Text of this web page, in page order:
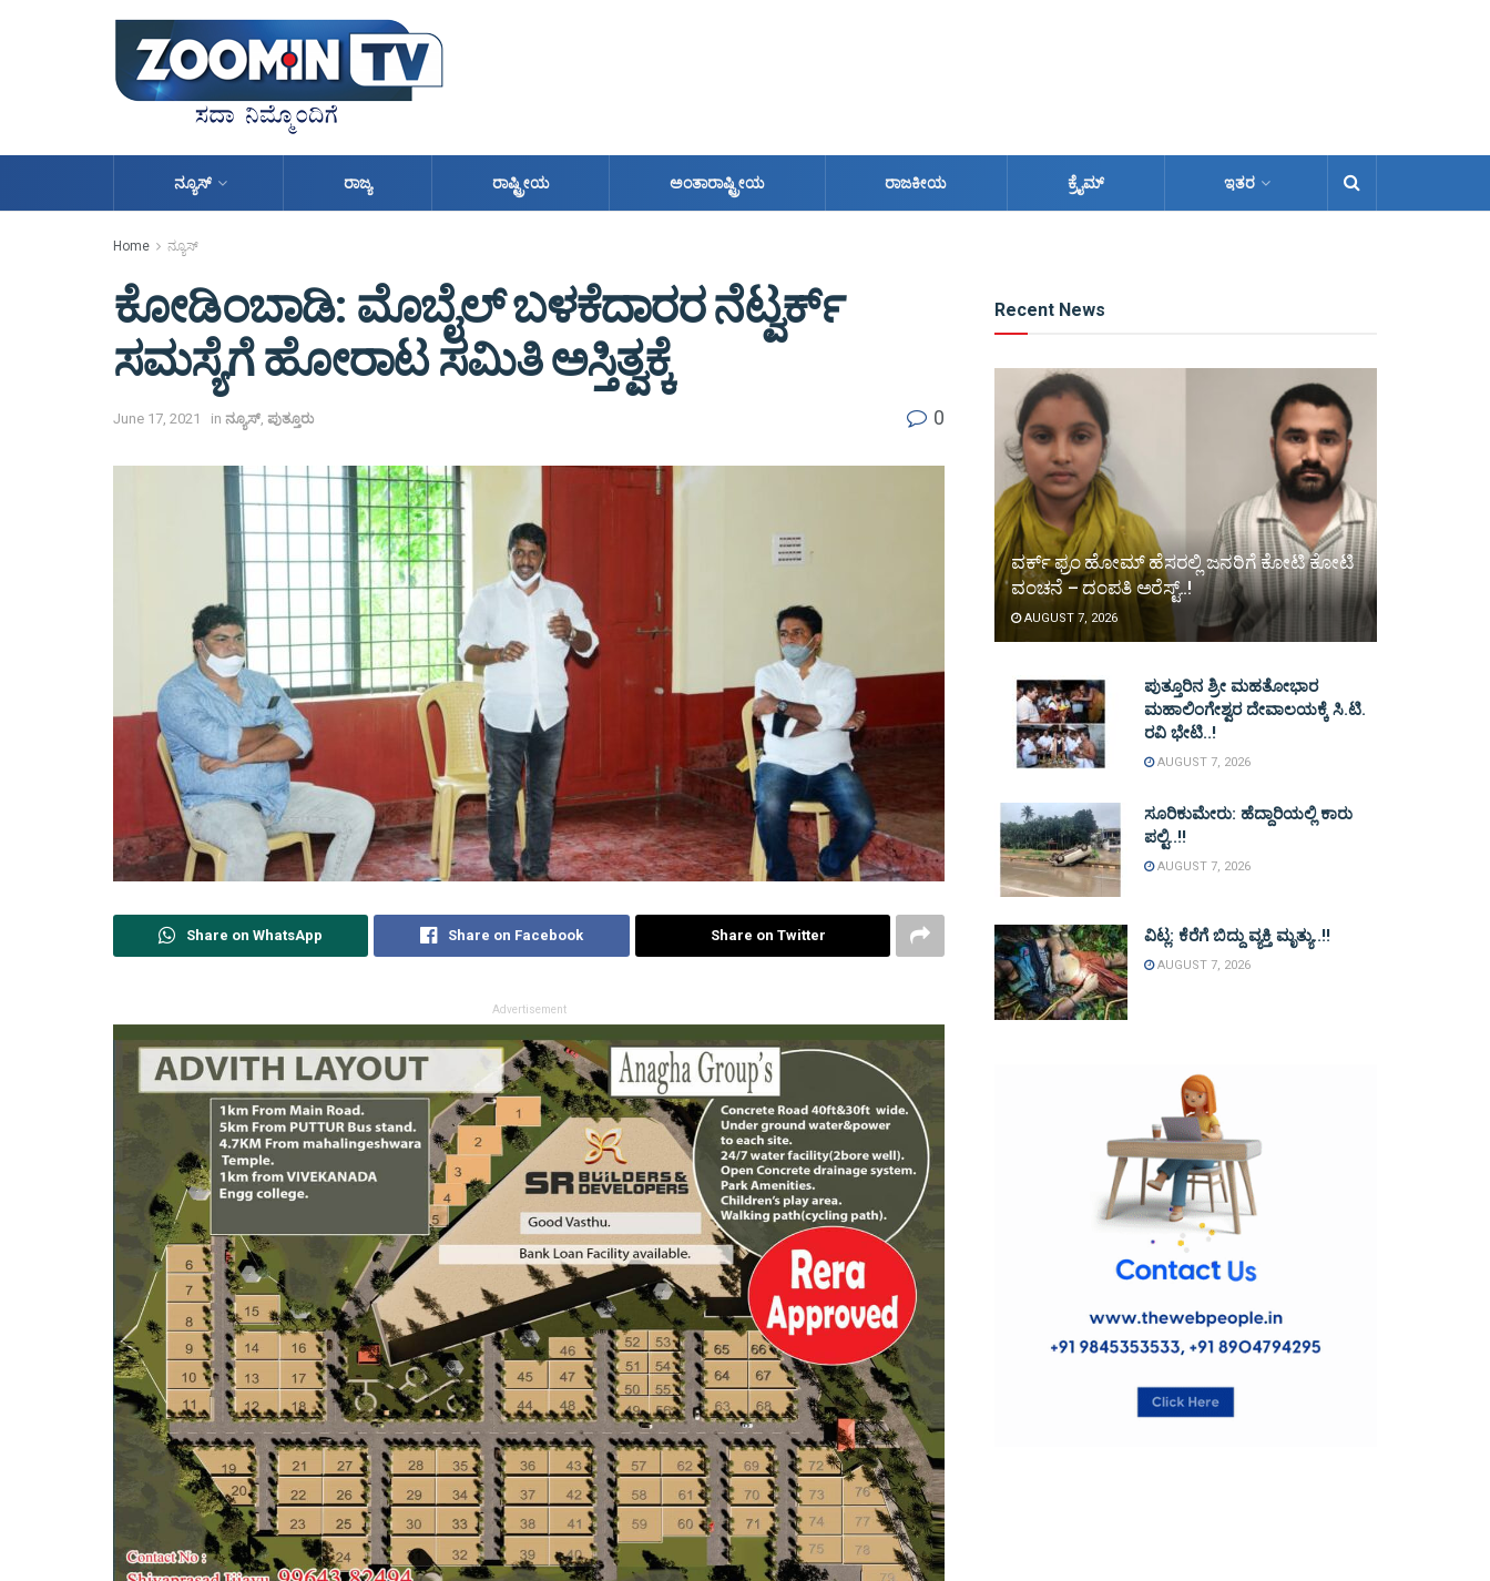
ನ್ಯೂಸ್ ರಾಜ್ಯ ರಾಷ್ಟ್ರೀಯ ಅಂತಾರಾಷ್ಟ್ರೀಯ ರಾಜಕೀಯ ಕ್ರೈಮ್ ಇತರ
Home ನ್ಯೂಸ್
ಕೋಡಿಂಬಾಡಿ: ಮೊಬೈಲ್ ಬಳಕೆದಾರರ ನೆಟ್ವರ್ಕ್
ಸಮಸ್ಯೆಗೆ ಹೋರಾಟ ಸಮಿತಿ ಅಸ್ತಿತ್ವಕ್ಕೆ
June 17, 2021 in ನ್ಯೂಸ್ ಪುತ್ತೂರು 0
Share on WhatsApp Share on Facebook Share on Twitter
Advertisement
Recent News
ವರ್ಕ್ ಫ್ರಂ ಹೋಮ್ ಹೆಸರಲ್ಲಿ ಜನರಿಗೆ ಕೋಟಿ ಕೋಟಿ
ವಂಚನೆ – ದಂಪತಿ ಅರೆಸ್ಟ್..!
AUGUST 7, 2026
ಪುತ್ತೂರಿನ ಶ್ರೀ ಮಹತೋಭಾರ
ಮಹಾಲಿಂಗೇಶ್ವರ ದೇವಾಲಯಕ್ಕೆ ಸಿ.ಟಿ.
ರವಿ ಭೇಟಿ..!
AUGUST 7, 2026
ಸೂರಿಕುಮೇರು: ಹೆದ್ದಾರಿಯಲ್ಲಿ ಕಾರು
ಪಲ್ಟಿ..!!
AUGUST 7, 2026
ವಿಟ್ಲ: ಕೆರೆಗೆ ಬಿದ್ದು ವ್ಯಕ್ತಿ ಮೃತ್ಯು..!!
AUGUST 7, 2026